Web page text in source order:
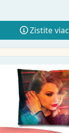
Zistite viac